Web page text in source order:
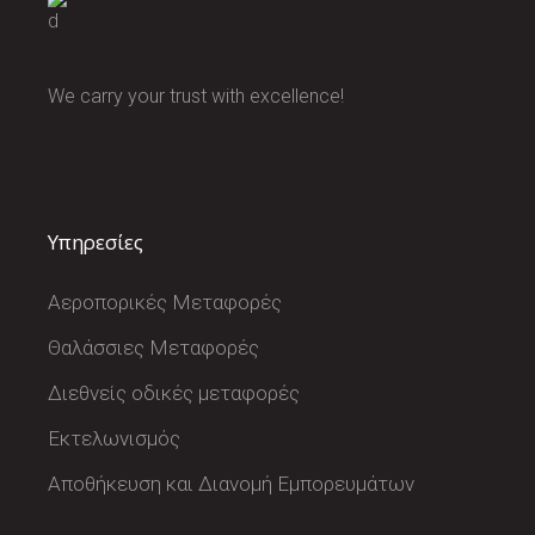
We carry your trust with excellence!
Υπηρεσίες
Αεροπορικές Μεταφορές
Θαλάσσιες Μεταφορές
Διεθνείς οδικές μεταφορές
Εκτελωνισμός
Αποθήκευση και Διανομή Εμπορευμάτων